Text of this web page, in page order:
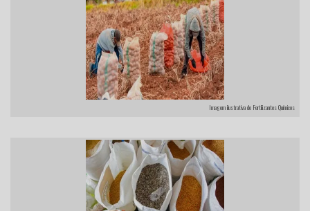
Imagem ilustrativa de Fertilizantes Químicos